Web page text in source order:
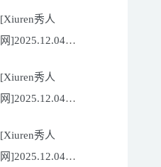
[56P/602.69MB]
[Xiuren秀人
网]2025.12.04
[56P/602.69MB]
[Xiuren秀人
网]2025.12.04
[71P/960.78MB]
[Xiuren秀人
网]2025.12.04